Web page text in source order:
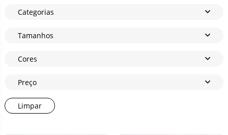
Categorias
Tamanhos
Cores
Preço
Limpar